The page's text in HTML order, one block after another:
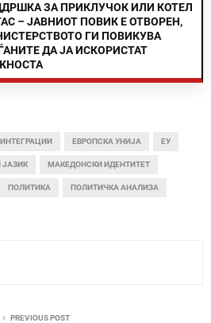
ЗА ПРИКЛУЧОК ИЛИ КОТЕЛ
– ЈАВНИОТ ПОВИК Е ОТВОРЕН,
ГИ ПОВИКУВА
ДА ЈА ИСКОРИСТАТ
ЕВРОПСКА УНИЈА ЕУ
МАКЕДОНСКИ ИДЕНТИТЕТ
ПОЛИТИКА ПОЛИТИЧКА АНАЛИЗА
PREVIOUS POST